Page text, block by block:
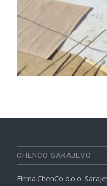
CHENCO SARAJEVO
Firma ChenCo d.o.o.